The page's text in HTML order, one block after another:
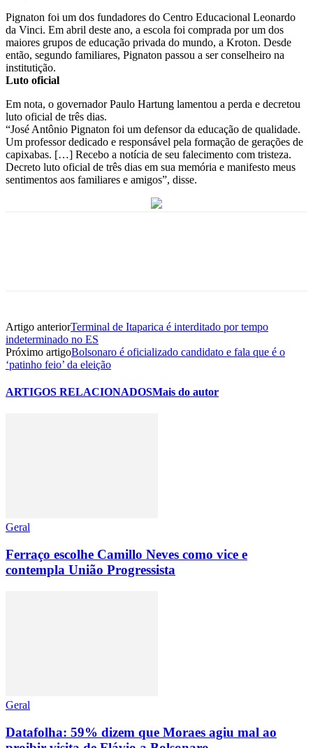
Pignaton foi um dos fundadores do Centro Educacional Leonardo
da Vinci. Em abril deste ano, a escola foi comprada por um dos
maiores grupos de educação privada do mundo, a Kroton. Desde
então, segundo familiares, Pignaton passou a ser conselheiro na
institutição.
Luto oficial
Em nota, o governador Paulo Hartung lamentou a perda e decretou
luto oficial de três dias.
“José Antônio Pignaton foi um defensor da educação de qualidade.
Um professor dedicado e responsável pela formação de gerações de
capixabas. […] Recebo a notícia de seu falecimento com tristeza.
Decreto luto oficial de três dias em sua memória e manifesto meus
sentimentos aos familiares e amigos”, disse.
Artigo anteriorTerminal de Itaparica é interditado por tempo
indeterminado no ES
Próximo artigoBolsonaro é oficializado candidato e fala que é o
‘patinho feio’ da eleição
ARTIGOS RELACIONADOSMais do autor
Geral
Ferraço escolhe Camillo Neves como vice e
contempla União Progressista
Geral
Datafolha: 59% dizem que Moraes agiu mal ao